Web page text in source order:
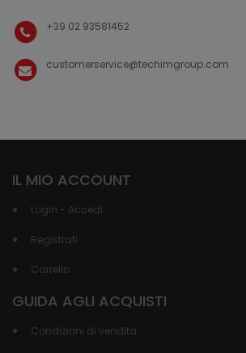
+39 02 93581452
customerservice@techimgroup.com
IL MIO ACCOUNT
Login - Accedi
Registrati
Carrello
GUIDA AGLI ACQUISTI
Condizioni di vendita